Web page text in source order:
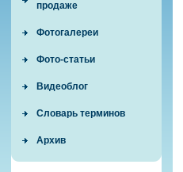
продаже
Фотогалереи
Фото-статьи
Видеоблог
Словарь терминов
Архив